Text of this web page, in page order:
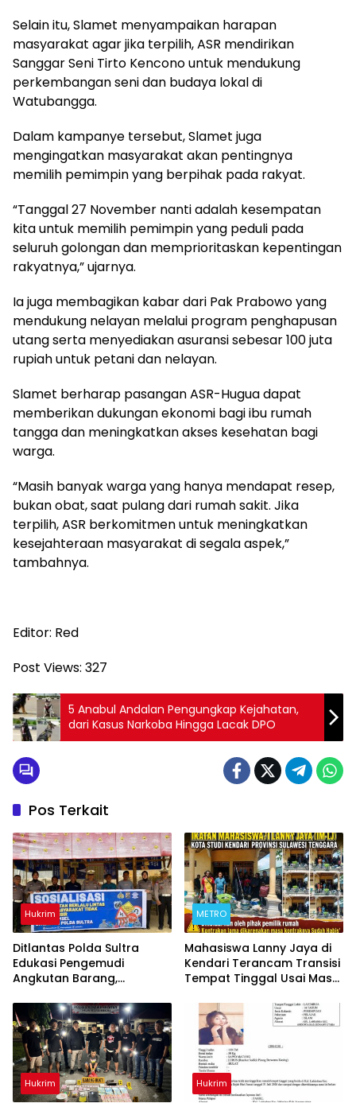
Selain itu, Slamet menyampaikan harapan
masyarakat agar jika terpilih, ASR mendirikan
Sanggar Seni Tirto Kencono untuk mendukung
perkembangan seni dan budaya lokal di
Watubangga.
Dalam kampanye tersebut, Slamet juga
mengingatkan masyarakat akan pentingnya
memilih pemimpin yang berpihak pada rakyat.
“Tanggal 27 November nanti adalah kesempatan
kita untuk memilih pemimpin yang peduli pada
seluruh golongan dan memprioritaskan kepentingan
rakyatnya,” ujarnya.
Ia juga membagikan kabar dari Pak Prabowo yang
mendukung nelayan melalui program penghapusan
utang serta menyediakan asuransi sebesar 100 juta
rupiah untuk petani dan nelayan.
Slamet berharap pasangan ASR-Hugua dapat
memberikan dukungan ekonomi bagi ibu rumah
tangga dan meningkatkan akses kesehatan bagi
warga.
“Masih banyak warga yang hanya mendapat resep,
bukan obat, saat pulang dari rumah sakit. Jika
terpilih, ASR berkomitmen untuk meningkatkan
kesejahteraan masyarakat di segala aspek,”
tambahnya.
Editor: Red
Post Views: 327
5 Anabul Andalan Pengungkap Kejahatan,
dari Kasus Narkoba Hingga Lacak DPO
Pos Terkait
Hukrim
Ditlantas Polda Sultra
Edukasi Pengemudi
Angkutan Barang,
Kendaraan Demi
Keselamatan Berlalu Lintas
METRO
Mahasiswa Lanny Jaya di
Kendari Terancam Transisi
Tempat Tinggal Usai Masa
Hukrim Hukrim